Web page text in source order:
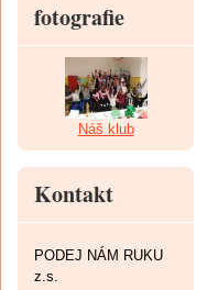
fotografie
Náš klub
Kontakt
PODEJ NÁM RUKU
z.s.